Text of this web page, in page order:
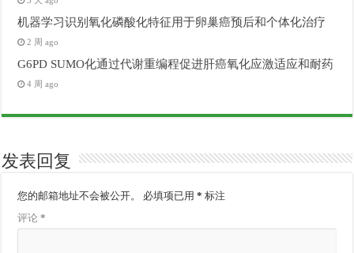
机器学习识别氧化磷酸化特征用于卵巢癌预后和个体化治疗
2 周 ago
G6PD SUMO化通过代谢重编程促进肝癌氧化应激适应和耐药
4 周 ago
发表回复
您的邮箱地址不会被公开。 必填项已用* 标注
评论*